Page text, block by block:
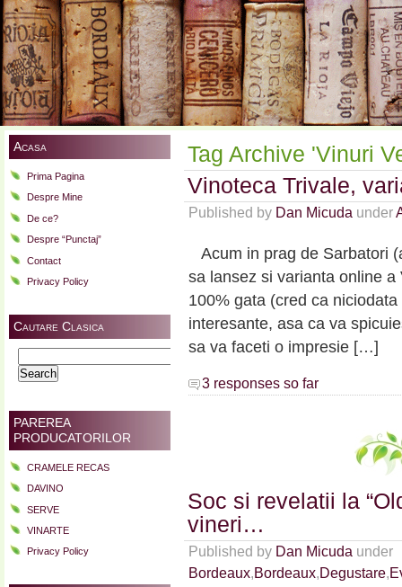
Acasa
Prima Pagina
Despre Mine
De ce?
Despre “Punctaj”
Contact
Privacy Policy
Cautare Clasica
for:
PAREREA
PRODUCATORILOR
CRAMELE RECAS
DAVINO
SERVE
VINARTE
Privacy Policy
Tag Archive 'Vinuri
Vinoteca Trivale,
Published by Dan Micuda under
Acum in prag de Sarbatori
sa lansez si varianta online
100% gata (cred ca
interesante, asa ca va
sa va faceti o impresie […]
3 responses so far
Soc si revelatii la
vineri…
Published by Dan Micuda under
Bordeaux,Bordeaux,Degustare,